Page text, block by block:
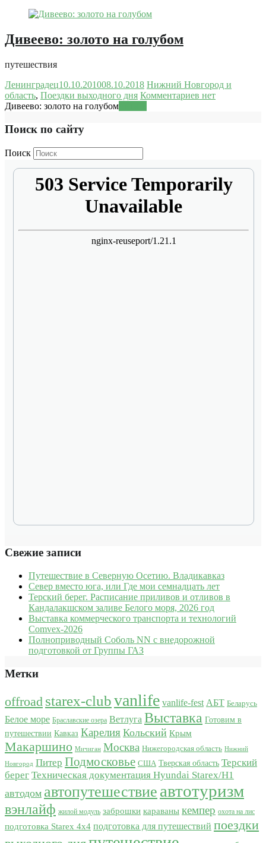
Дивеево: золото на голубом
путешествия
Ленинградец10.10.201008.10.2018 Нижний Новгород и
область, Поездки выходного дня Комментариев нет
Дивеево: золото на голубом
Поиск по сайту
Поиск
Свежие записи
Путешествие в Северную Осетию. Владикавказ
Север вместо юга, или Где мои семнадцать лет
Терский берег. Расписание приливов и отливов в
Кандалакшском заливе Белого моря, 2026 год
Выставка коммерческого транспорта и технологий
Comvex-2026
Полноприводный Соболь NN с внедорожной
подготовкой от Группы ГАЗ
Метки
offroad starex-clubvanlife vanlife-fest АБТ Беларусь
Белое море Браславские озера Ветлуга Выставка Готовим в
путешествии Кавказ Карелия Кольский Крым
Макаршино Мичиган Москва Нижегородская область Нижний
Новгород Питер Подмосковье США Тверская область Терский
берег Техническая документация Hyundai Starex/H1
автодом автопутешествие автотуризм
вэнлайф жилой модуль заброшки караваны кемпер охота на лис
подготовка Starex 4x4 подготовка для путешествий поездки